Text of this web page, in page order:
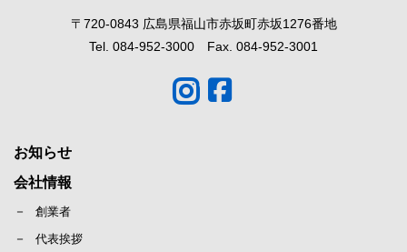
〒720-0843 広島県福山市赤坂町赤坂1276番地
Tel. 084-952-3000 Fax. 084-952-3001
お知らせ
会社情報
創業者
代表挨拶